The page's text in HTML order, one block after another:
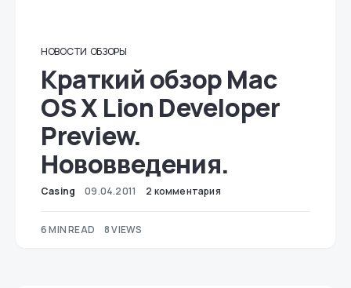
НОВОСТИ ОБЗОРЫ
Краткий обзор Mac
OS X Lion Developer
Preview.
Нововведения.
Casing 09.04.2011 2 комментария
6 MIN READ 8 VIEWS